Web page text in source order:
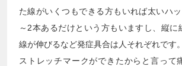
た線がいくつもできる方もいれば太いハ
～2本あるだけという方もいますし、縦に
線が伸びるなど発症具合は人それぞれです。
ストレッチマークができたからと言って